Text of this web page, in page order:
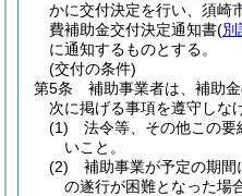
かに交付決定を行い、須崎
費補助金交付決定通知書(別
に通知するものとする。
(交付の条件)
第5条
補助事業者は、補助
次に掲げる事項を遵守しな
(1)
法令等、その他この
いこと。
(2)
補助事業が予定の期
の遂行が困難となった場